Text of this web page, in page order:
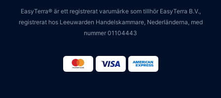
EasyTerra® är ett registrerat varumärke som tillhör EasyTerra B.V.,
registrerat hos Leeuwarden Handelskammare, Nederländerna, med
nummer 01104443